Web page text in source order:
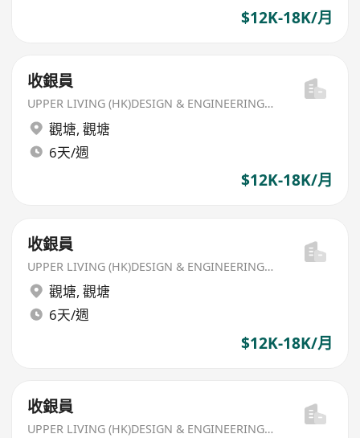
$12K-18K/月
收銀員
UPPER LIVING (HK)DESIGN & ENGINEERING LIMITED
觀塘, 觀塘
6天/週
$12K-18K/月
收銀員
UPPER LIVING (HK)DESIGN & ENGINEERING LIMITED
觀塘, 觀塘
6天/週
$12K-18K/月
收銀員
UPPER LIVING (HK)DESIGN & ENGINEERING LIMITED